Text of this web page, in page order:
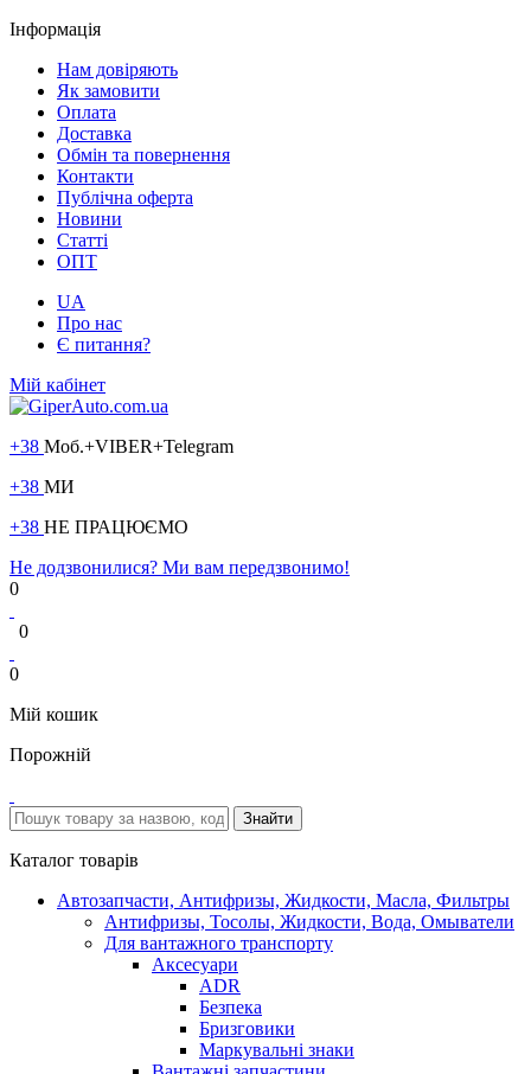
Інформація
Нам довіряють
Як замовити
Оплата
Доставка
Обмін та повернення
Контакти
Публічна оферта
Новини
Статті
ОПТ
UA
Про нас
Є питання?
Мій кабінет
+38 Моб.+VIBER+Telegram
+38 МИ
+38 НЕ ПРАЦЮЄМО
Не додзвонилися? Ми вам передзвонимо!
0
0
0
Мій кошик
Порожній
Каталог товарів
Автозапчасти, Антифризы, Жидкости, Масла, Фильтры
Антифризы, Тосолы, Жидкости, Вода, Омыватели
Для вантажного транспорту
Аксесуари
ADR
Безпека
Бризговики
Маркувальні знаки